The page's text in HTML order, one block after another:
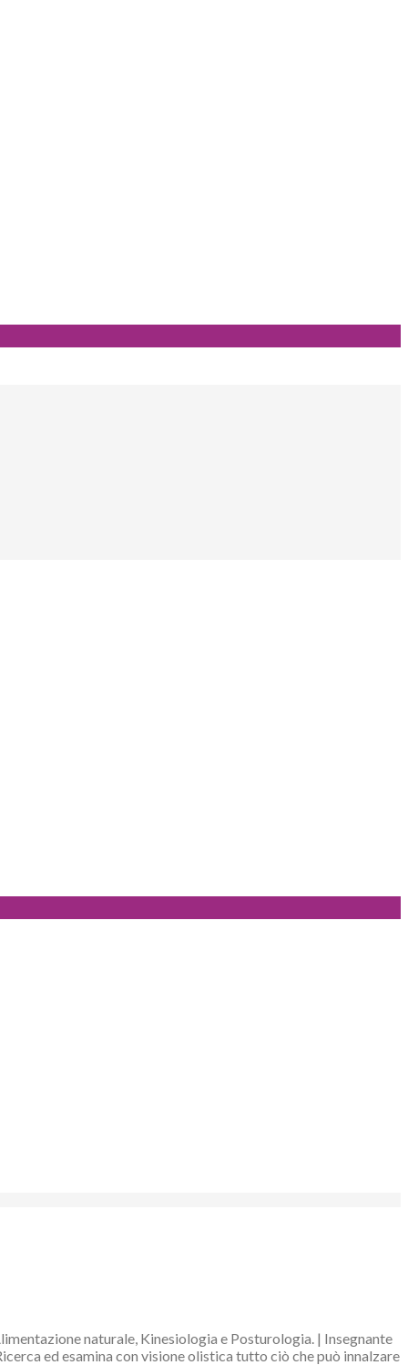
naturale, Kinesiologia e Posturologia. | Insegnante
ed esamina con visione olistica tutto ciò che può innalzare